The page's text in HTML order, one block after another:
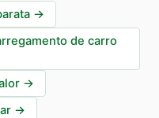
→
de carro
→
→